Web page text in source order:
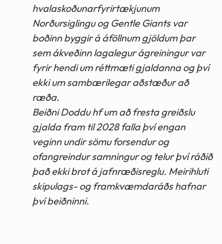
hvalaskoðunarfyrirtækjunum
Norðursiglingu og Gentle Giants var
boðinn byggir á áföllnum gjöldum þar
sem ákveðinn lagalegur ágreiningur var
fyrir hendi um réttmæti gjaldanna og því
ekki um sambærilegar aðstæður að
ræða.
Beiðni Doddu hf um að fresta greiðslu
gjalda fram til 2028 falla því engan
veginn undir sömu forsendur og
ofangreindur samningur og telur því ráðið
það ekki brot á jafnræðisreglu. Meirihluti
skipulags- og framkvæmdaráðs hafnar
því beiðninni.